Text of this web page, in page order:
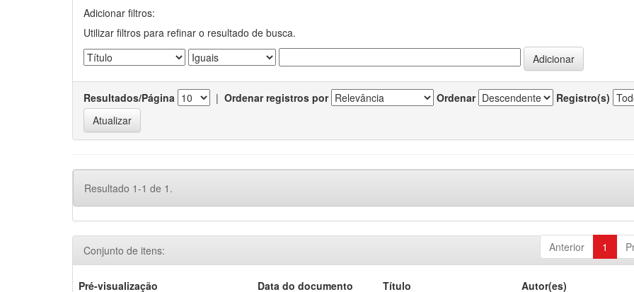
Adicionar filtros:
Utilizar filtros para refinar o resultado de busca.
Resultados/Página | Ordenar registros por Ordenar Registro(s)
Resultado 1-1 de 1.
Anterior 1
Conjunto de itens:
Pré-visualização Data do documento Título Autor(es)